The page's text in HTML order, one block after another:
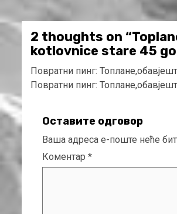
2 thoughts on “
kotlovnice stare 45
Повратни пинг:
Повратни пинг:
Оставите одговор
Ваша адреса е-поште неће
Коментар *